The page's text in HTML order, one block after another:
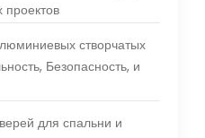
створчатых
Безопасность, и
для спальни и